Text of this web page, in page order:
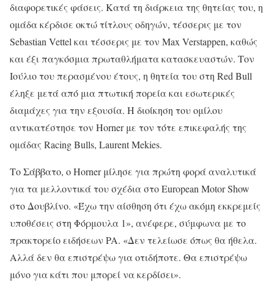
διαφορετικές φάσεις. Κατά τη διάρκεια της θητείας του, η
ομάδα κέρδισε οκτώ τίτλους οδηγών, τέσσερις με τον
Sebastian Vettel και τέσσερις με τον Max Verstappen, καθώς
και έξι παγκόσμια πρωταθλήματα κατασκευαστών. Τον
Ιούλιο του περασμένου έτους, η θητεία του στη Red Bull
έληξε μετά από μια πτωτική πορεία και εσωτερικές
διαμάχες για την εξουσία. Η διοίκηση του ομίλου
αντικατέστησε τον Horner με τον τότε επικεφαλής της
ομάδας Racing Bulls, Laurent Mekies.
Το Σάββατο, ο Horner μίλησε για πρώτη φορά αναλυτικά
για τα μελλοντικά του σχέδια στο European Motor Show
στο Δουβλίνο. «Έχω την αίσθηση ότι έχω ακόμη εκκρεμείς
υποθέσεις στη Φόρμουλα 1», ανέφερε, σύμφωνα με το
πρακτορείο ειδήσεων PA. «Δεν τελείωσε όπως θα ήθελα.
Αλλά δεν θα επιστρέψω για οτιδήποτε. Θα επιστρέψω
μόνο για κάτι που μπορεί να κερδίσει».